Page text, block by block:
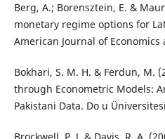
Berg, A.; Borensztein, E. &
monetary regime options for
American Journal of Economics
Bokhari, S. M. H. & Ferdun, M.
through Econometric Models:
Pakistani Data. Do u